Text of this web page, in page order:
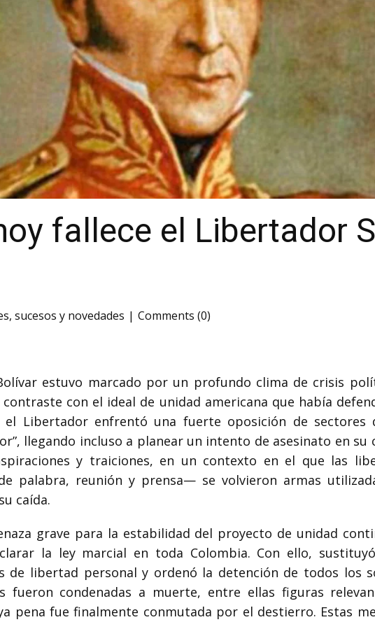
fallece el Libertador
, sucesos y novedades Comments (0)
estuvo marcado por un profundo clima de crisis
con el ideal de unidad americana que había
el Libertador enfrentó una fuerte oposición de sectores
llegando incluso a planear un intento de asesinato en
y traiciones, en un contexto en el que las
palabra, reunión y prensa— se volvieron armas
caída.
grave para la estabilidad del proyecto de unidad
la ley marcial en toda Colombia. Con ello,
de libertad personal y ordenó la detención de todos los
fueron condenadas a muerte, entre ellas figuras
pena fue finalmente conmutada por el destierro. Estas